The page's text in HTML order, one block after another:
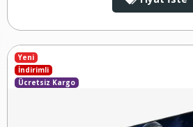
Yeni
İndirimli
Ücretsiz Kargo